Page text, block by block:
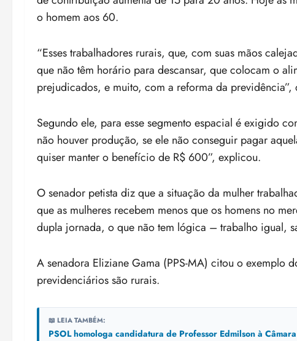
o homem aos 60.
“Esses trabalhadores rurais, que, com suas mãos
que não têm horário para descansar, que colocam o
prejudicados, e muito, com a reforma da previdência”,
Segundo ele, para esse segmento espacial é exigido
não houver produção, se ele não conseguir pagar
quiser manter o benefício de R$ 600”, explicou.
O senador petista diz que a situação da mulher
que as mulheres recebem menos que os homens no
dupla jornada, o que não tem lógica – trabalho igual,
A senadora Eliziane Gama (PPS-MA) citou o exemplo
previdenciários são rurais.
📖 LEIA TAMBÉM:
PSOL homologa candidatura de Professor Edmilson à